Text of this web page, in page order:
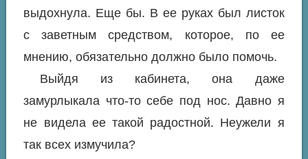
выдохнула. Еще бы. В ее руках был листок
с заветным средством, которое, по ее
мнению, обязательно должно было помочь.
Выйдя из кабинета, она даже
замурлыкала что-то себе под нос. Давно я
не видела ее такой радостной. Неужели я
так всех измучила?